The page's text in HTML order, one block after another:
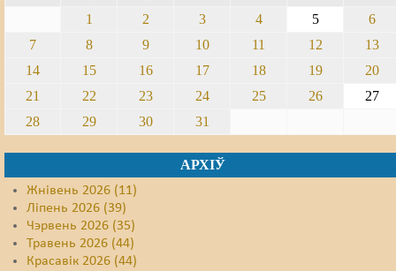
1 2 3 4 5
6
7
8 9 10 11 12
13
14
15 16 17 18 19
20
21
22 23 24 25 26
27
28
29 30 31
АРХІЎ
Жнівень 2026 (11)
Ліпень 2026 (39)
Чэрвень 2026 (35)
Травень 2026 (44)
Красавік 2026 (44)